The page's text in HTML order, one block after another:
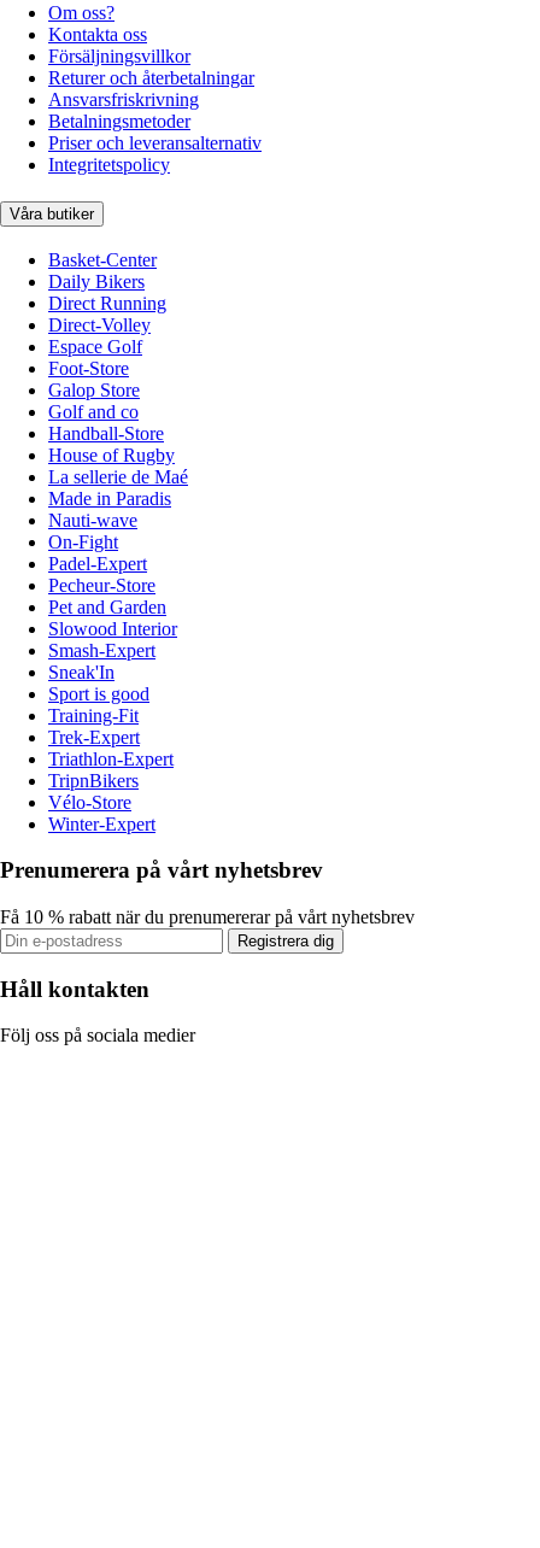
Om oss?
Kontakta oss
Försäljningsvillkor
Returer och återbetalningar
Ansvarsfriskrivning
Betalningsmetoder
Priser och leveransalternativ
Integritetspolicy
Våra butiker
Basket-Center
Daily Bikers
Direct Running
Direct-Volley
Espace Golf
Foot-Store
Galop Store
Golf and co
Handball-Store
House of Rugby
La sellerie de Maé
Made in Paradis
Nauti-wave
On-Fight
Padel-Expert
Pecheur-Store
Pet and Garden
Slowood Interior
Smash-Expert
Sneak'In
Sport is good
Training-Fit
Trek-Expert
Triathlon-Expert
TripnBikers
Vélo-Store
Winter-Expert
Prenumerera på vårt nyhetsbrev
Få 10 % rabatt när du prenumererar på vårt nyhetsbrev
Registrera dig
Håll kontakten
Följ oss på sociala medier